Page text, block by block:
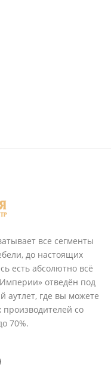
все сегменты
до настоящих
есть абсолютно всё
отведён под
аутлет, где вы можете
со
70%.